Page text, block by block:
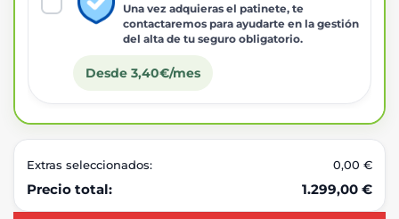
Una vez adquieras el patinete, te
contactaremos para ayudarte en la gestión
del alta de tu seguro obligatorio.
Desde 3,40€/mes
Extras seleccionados: 0,00 €
Precio total: 1.299,00 €